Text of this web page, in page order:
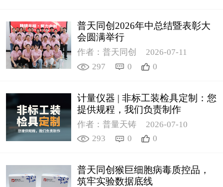
普天同创2026年中总结暨表彰大
会圆满举行
作者：普天同创
2026-07-11
297
0 0
计量仪器 | 非标工装检具定制：您
提供规程，我们负责制作
作者：普量天铸
2026-07-10
293
0 0
普天同创猴巨细胞病毒质控品，
筑牢实验数据底线